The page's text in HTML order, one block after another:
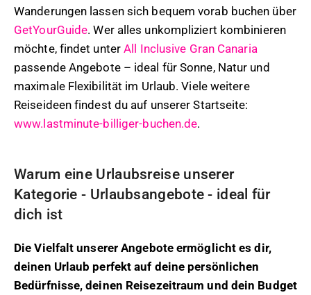
Wanderungen lassen sich bequem vorab buchen über
GetYourGuide. Wer alles unkompliziert kombinieren
möchte, findet unterAll Inclusive Gran Canaria
passende Angebote – ideal für Sonne, Natur und
maximale Flexibilität im Urlaub. Viele weitere
Reiseideen findest du auf unserer Startseite:
www.lastminute-billiger-buchen.de.
Warum eine Urlaubsreise unserer
Kategorie - Urlaubsangebote - ideal für
dich ist
Die Vielfalt unserer Angebote ermöglicht es dir,
deinen Urlaub perfekt auf deine persönlichen
Bedürfnisse, deinen Reisezeitraum und dein Budget